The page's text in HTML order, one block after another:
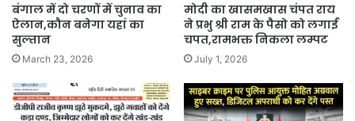
बंगाल में दो चरणों में चुनाव का
ऐलान,कौन बनेगा यहां का
सुल्तान
March 23, 2026
मोदी का खासमखास चंपत राय
ने प्रभु श्री राम के पैसो को लगाई
चपत,रामभक्त निकला लम्पट
July 1, 2026